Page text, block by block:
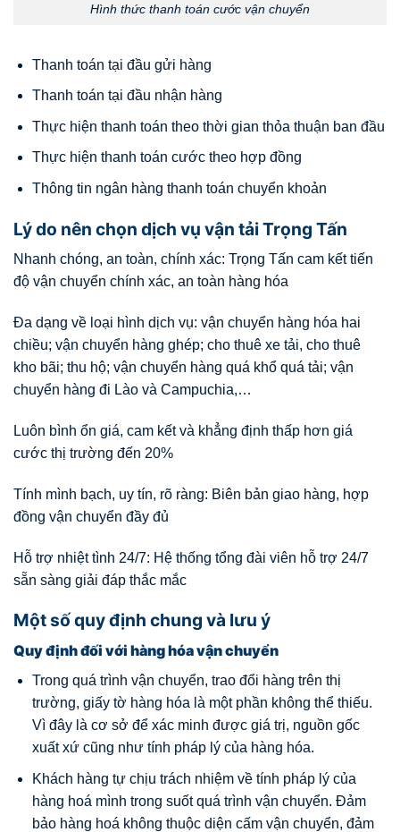
Hình thức thanh toán cước vận chuyển
Thanh toán tại đầu gửi hàng
Thanh toán tại đầu nhận hàng
Thực hiện thanh toán theo thời gian thỏa thuận ban đầu
Thực hiện thanh toán cước theo hợp đồng
Thông tin ngân hàng thanh toán chuyển khoản
Lý do nên chọn dịch vụ vận tải Trọng Tấn
Nhanh chóng, an toàn, chính xác: Trọng Tấn cam kết tiến
độ vận chuyển chính xác, an toàn hàng hóa
Đa dạng về loại hình dịch vụ: vận chuyển hàng hóa hai
chiều; vận chuyển hàng ghép; cho thuê xe tải, cho thuê
kho bãi; thu hộ; vận chuyển hàng quá khổ quá tải; vận
chuyển hàng đi Lào và Campuchia,…
Luôn bình ổn giá, cam kết và khẳng định thấp hơn giá
cước thị trường đến 20%
Tính mình bạch, uy tín, rõ ràng: Biên bản giao hàng, hợp
đồng vận chuyển đầy đủ
Hỗ trợ nhiệt tình 24/7: Hệ thống tổng đài viên hỗ trợ 24/7
sẵn sàng giải đáp thắc mắc
Một số quy định chung và lưu ý
Quy định đối với hàng hóa vận chuyển
Trong quá trình vận chuyển, trao đổi hàng trên thị
trường, giấy tờ hàng hóa là một phần không thể thiếu.
Vì đây là cơ sở để xác minh được giá trị, nguồn gốc
xuất xứ cũng như tính pháp lý của hàng hóa.
Khách hàng tự chịu trách nhiệm về tính pháp lý của
hàng hoá mình trong suốt quá trình vận chuyển. Đảm
bảo hàng hoá không thuộc diện cấm vận chuyển, đảm